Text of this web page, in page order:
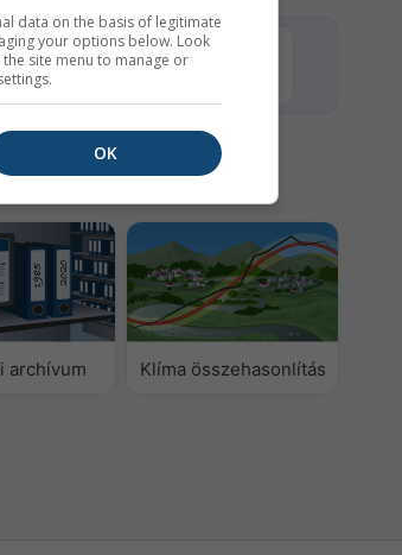
történeti
Try it for
archívum Klíma összehasonlítás
data on the basis of legitimate
your options below. Look
site menu to manage or
OK